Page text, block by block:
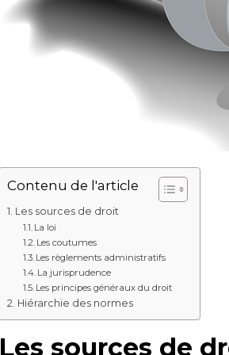
Contenu de l'article
Les sources de droit
La loi
Les coutumes
Les règlements administratifs
La jurisprudence
Les principes généraux du droit
Hiérarchie des normes
Les sources de